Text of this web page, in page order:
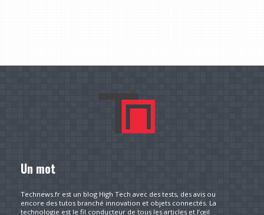
Un mot
Technews.fr est un blog High Tech avec des tests, des avis ou
encore des tutos branché innovation et objets connectés. La
technologie est le fil conducteur de tous les articles et l’œil